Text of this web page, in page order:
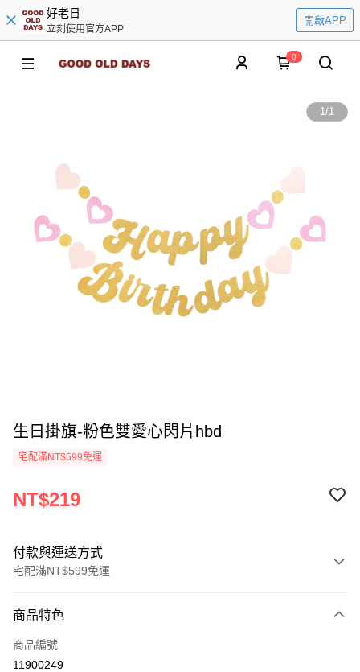
好老日
立刻使用官方APP
開啟APP
0
1/1
生日掛旗-粉色雙愛心閃片hbd
宅配滿NT$599免運
NT$219
付款與運送方式
宅配滿NT$599免運
信用卡一次付款
運送方式
商品特色
商品編號
11900249